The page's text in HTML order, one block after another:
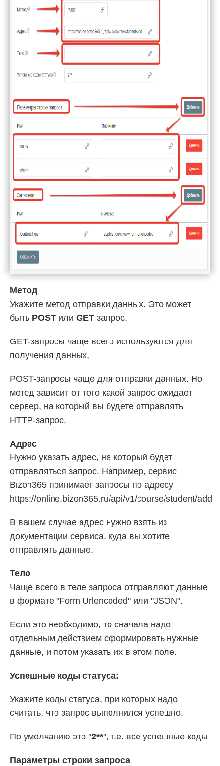
Метод
Укажите метод отправки данных. Это может
быть POST или GET запрос.
GET-запросы чаще всего используются для
получения данных,
POST-запросы чаще для отправки данных. Но
метод зависит от того какой запрос ожидает
сервер, на который вы будете отправлять
HTTP-запрос.
Адрес
Нужно указать адрес, на который будет
отправляться запрос. Например, сервис
Bizon365 принимает запросы по адресу
https://online.bizon365.ru/api/v1/course/student/add
В вашем случае адрес нужно взять из
документации сервиса, куда вы хотите
отправлять данные.
Тело
Чаще всего в теле запроса отправляют данные
в формате "Form Urlencoded" или "JSON".
Если это необходимо, то сначала надо
отдельным действием сформировать нужные
данные, и потом указать их в этом поле.
Успешные коды статуса:
Укажите коды статуса, при которых надо
считать, что запрос выполнился успешно.
По умолчанию это "2**", т.е. все успешные коды
Параметры строки запроса